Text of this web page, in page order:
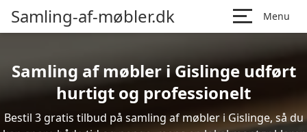
Samling-af-møbler.dk Menu
Samling af møbler i Gislinge udført
hurtigt og professionelt
Bestil 3 gratis tilbud på samling af møbler i Gislinge, så du